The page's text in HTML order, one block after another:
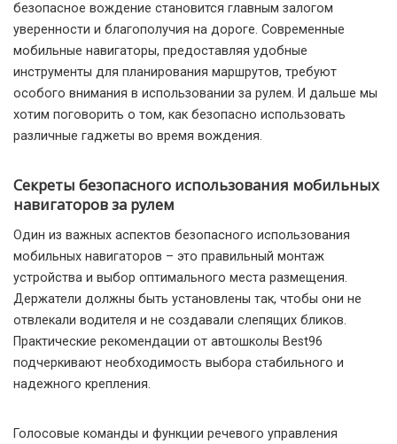
безопасное вождение становится главным залогом
уверенности и благополучия на дороге. Современные
мобильные навигаторы, предоставляя удобные
инструменты для планирования маршрутов, требуют
особого внимания в использовании за рулем. И дальше мы
хотим поговорить о том, как безопасно использовать
различные гаджеты во время вождения.
Секреты безопасного использования мобильных
навигаторов за рулем
Один из важных аспектов безопасного использования
мобильных навигаторов – это правильный монтаж
устройства и выбор оптимального места размещения.
Держатели должны быть установлены так, чтобы они не
отвлекали водителя и не создавали слепящих бликов.
Практические рекомендации от автошколы Best96
подчеркивают необходимость выбора стабильного и
надежного крепления.
Голосовые команды и функции речевого управления